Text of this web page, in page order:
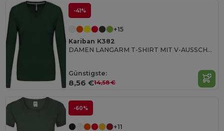
-41%
+15
Kariban K382
DAMEN LANGARM T-SHIRT MIT V-AUSSCHNITT
Günstigste:
8,56 €14,58 €
-60%
+11